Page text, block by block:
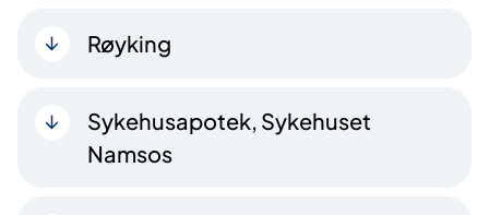
Røyking
Sykehusapotek, Sykehuset
Namsos